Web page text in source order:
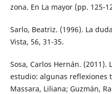
zona. En La mayor (pp. 125-
Sarlo, Beatriz. (1996). La
Vista, 56, 31-35.
Sosa, Carlos Hernán.
estudio: algunas reflexiones
Massara, Liliana; Guzmán,